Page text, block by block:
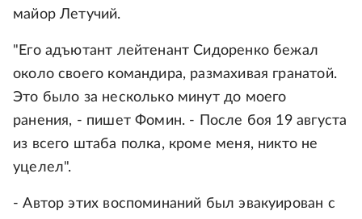
майор Летучий.
"Его адъютант лейтенант Сидоренко бежал
около своего командира, размахивая гранатой.
Это было за несколько минут до моего
ранения, - пишет Фомин. - После боя 19 августа
из всего штаба полка, кроме меня, никто не
уцелел".
- Автор этих воспоминаний был эвакуирован с